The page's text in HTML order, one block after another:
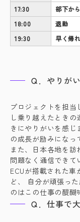
17:30
部下か
18:00
退勤
19:30
早く帰
Ｑ．やりが
プロジェクトを担
し乗り越えたとき
きにやりがいを感
の成長が励みになっ
また、日本各地を
問題なく通信できて
ECUが搭載された
ど、 自分が頑張っ
のはこの仕事の醍醐
Ｑ．仕事で